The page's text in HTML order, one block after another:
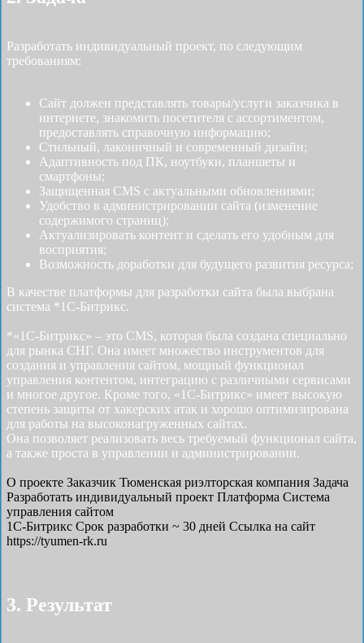
Разработать индивидуальный проект, по следующим
требованиям:
Сайт должен представлять товары/услуги заказчика в
интернете, знакомить посетителя с ассортиментом,
предоставлять справочную информацию;
Стильный, лаконичный и современный дизайн;
Адаптивность под ПК, ноутбуки, планшеты и
смартфоны;
Защищенная CMS с актуальными обновлениями;
Удобство в администрировании сайта (изменение
содержимого страниц);
Актуализировать контент и сделать его удобным для
восприятия;
Возможность доработки для будущего развития ресурса;
В качестве платформы для разработки сайта была выбрана
система *1С-Битрикс.
*«1С-Битрикс» – это CMS, которая была создана специально
для рынка СНГ. Она имеет множество инструментов для
создания и управления сайтом, мощный функционал
управления контентом, интеграцию с различными сервисами
и многое другое. Кроме того, «1С-Битрикс» имеет высокую
степень защиты от хакерских атак и хорошо оптимизирована
для работы на высоконагруженных сайтах.
Она позволяет реализовать весь требуемый функционал сайта,
а также проста в управлении и администрировании.
О проекте Заказчик Тюменская риэлторская компания Задача
Разработать индивидуальный проект Платформа Система
управления сайтом
1С-Битрикс Срок разработки ~ 30 дней Ссылка на сайт
https://tyumen-rk.ru
3. Результат